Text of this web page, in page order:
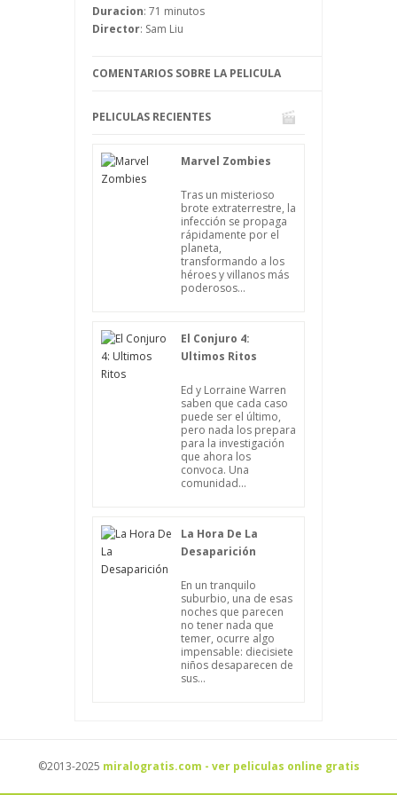
sí sé que a partir de ahora los héroes de
los cómics van a ser más cercanos, pues
Duracion: 71 minutos
Director: Sam Liu
COMENTARIOS SOBRE LA PELICULA
PELICULAS RECIENTES
Marvel Zombies
Tras un misterioso
brote extraterrestre, la
infección se propaga
rápidamente por el
planeta,
transformando a los
héroes y villanos más
poderosos...
El Conjuro 4:
Ultimos Ritos
Ed y Lorraine Warren
saben que cada caso
puede ser el último,
pero nada los prepara
para la investigación
que ahora los
convoca. Una
comunidad...
La Hora De La
Desaparición
En un tranquilo
suburbio, una de esas
noches que parecen
no tener nada que
temer, ocurre algo
impensable: diecisiete
niños desaparecen de
sus...
©2013-2025 miralogratis.com - ver peliculas online gratis